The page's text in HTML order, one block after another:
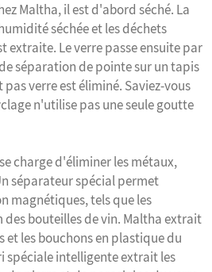
Maltha, il est d'abord séché. La
séchée et les déchets
extraite. Le verre passe ensuite par
séparation de pointe sur un tapis
verre est éliminé. Saviez-vous
n'utilise pas une seule goutte
charge d'éliminer les métaux,
séparateur spécial permet
magnétiques, tels que les
bouteilles de vin. Maltha extrait
et les bouchons en plastique du
spéciale intelligente extrait les